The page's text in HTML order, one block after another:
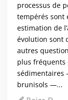
processus de
tempérés sont
estimation de
évolution sont
autres
plus fréquents
sédimentaires
brunisols —...